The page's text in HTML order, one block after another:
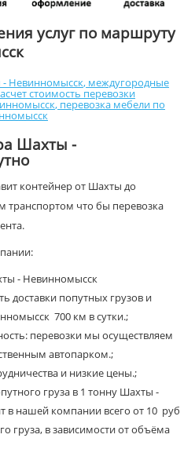
услуг по маршруту
Невинномысск, междугородные
стоимость перевозки
, перевозка мебели по
Шахты -
контейнер от Шахты до
что бы перевозка
- Невинномысск
доставки попутных грузов и
700 км в сутки.;
перевозки мы осуществляем
автопарком.;
и низкие цены.;
груза в 1 тонну Шахты -
в нашей компании всего от 10 руб
груза, в зависимости от объёма